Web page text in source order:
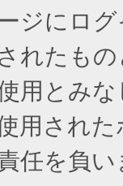
ジにログ
れたも
用とみ
用され
任を負い